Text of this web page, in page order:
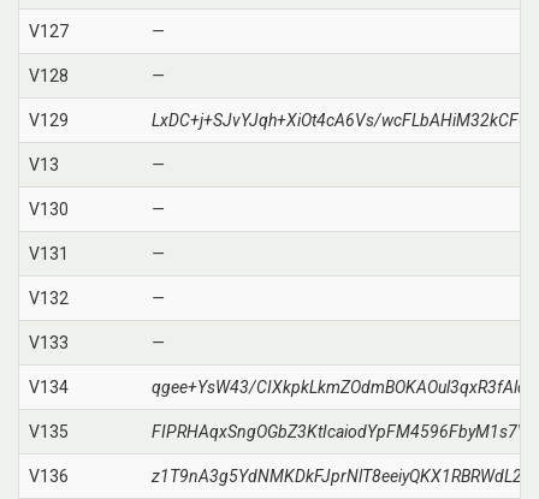
V127 —
V128 —
V129 LxDC+j+SJvYJqh+XiOt4cA6Vs/
V13 —
V130 —
V131 —
V132 —
V133 —
V134 qgee+YsW43/
V135
V136